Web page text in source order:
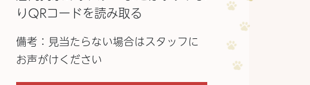
りQRコードを読み取る
備考：見当たらない場合はスタッフに
お声がけください